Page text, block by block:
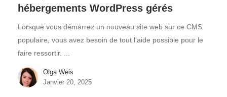
hébergements WordPress gérés
Lorsque vous démarrez un nouveau site web sur ce CMS
populaire, vous avez besoin de tout l'aide possible pour le
faire ressortir. ...
Olga Weis
Janvier 20, 2025